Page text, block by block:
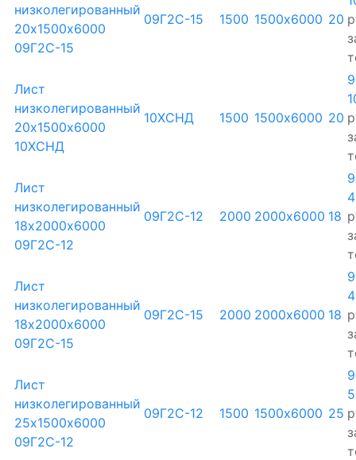
низколегированный
20х1500х6000
09Г2С-15
09Г2С-15 1500 1500х6000 20
Лист
низколегированный
20х1500х6000
10ХСНД
10ХСНД 1500 1500х6000 20
Лист
низколегированный
18х2000х6000
09Г2С-12
09Г2С-12 2000 2000х6000 18
Лист
низколегированный
18х2000х6000
09Г2С-15
09Г2С-15 2000 2000х6000 18
Лист
низколегированный
25х1500х6000
09Г2С-12
09Г2С-12 1500 1500х6000 25